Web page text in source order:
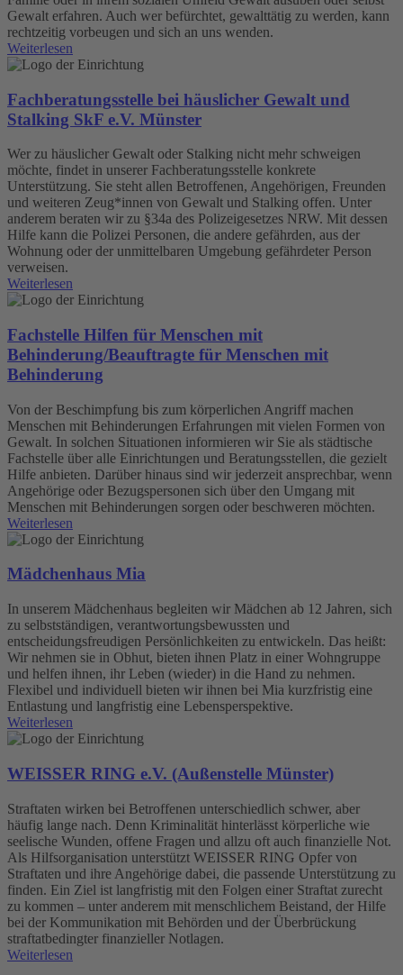
Gewalt erfahren. Auch wer befürchtet, gewalttätig zu werden, kann
rechtzeitig vorbeugen und sich an uns wenden.
Weiterlesen
Fachberatungsstelle bei häuslicher Gewalt und
Stalking SkF e.V. Münster
Wer zu häuslicher Gewalt oder Stalking nicht mehr schweigen
möchte, findet in unserer Fachberatungsstelle konkrete
Unterstützung. Sie steht allen Betroffenen, Angehörigen, Freunden
und weiteren Zeug*innen von Gewalt und Stalking offen. Unter
anderem beraten wir zu §34a des Polizeigesetzes NRW. Mit dessen
Hilfe kann die Polizei Personen, die andere gefährden, aus der
Wohnung oder der unmittelbaren Umgebung gefährdeter Person
verweisen.
Weiterlesen
Fachstelle Hilfen für Menschen mit
Behinderung/Beauftragte für Menschen mit
Behinderung
Von der Beschimpfung bis zum körperlichen Angriff machen
Menschen mit Behinderungen Erfahrungen mit vielen Formen von
Gewalt. In solchen Situationen informieren wir Sie als städtische
Fachstelle über alle Einrichtungen und Beratungsstellen, die gezielt
Hilfe anbieten. Darüber hinaus sind wir jederzeit ansprechbar, wenn
Angehörige oder Bezugspersonen sich über den Umgang mit
Menschen mit Behinderungen sorgen oder beschweren möchten.
Weiterlesen
Mädchenhaus Mia
In unserem Mädchenhaus begleiten wir Mädchen ab 12 Jahren, sich
zu selbstständigen, verantwortungsbewussten und
entscheidungsfreudigen Persönlichkeiten zu entwickeln. Das heißt:
Wir nehmen sie in Obhut, bieten ihnen Platz in einer Wohngruppe
und helfen ihnen, ihr Leben (wieder) in die Hand zu nehmen.
Flexibel und individuell bieten wir ihnen bei Mia kurzfristig eine
Entlastung und langfristig eine Lebensperspektive.
Weiterlesen
WEISSER RING e.V. (Außenstelle Münster)
Straftaten wirken bei Betroffenen unterschiedlich schwer, aber
häufig lange nach. Denn Kriminalität hinterlässt körperliche wie
seelische Wunden, offene Fragen und allzu oft auch finanzielle Not.
Als Hilfsorganisation unterstützt WEISSER RING Opfer von
Straftaten und ihre Angehörige dabei, die passende Unterstützung zu
finden. Ein Ziel ist langfristig mit den Folgen einer Straftat zurecht
zu kommen – unter anderem mit menschlichem Beistand, der Hilfe
bei der Kommunikation mit Behörden und der Überbrückung
straftatbedingter finanzieller Notlagen.
Weiterlesen